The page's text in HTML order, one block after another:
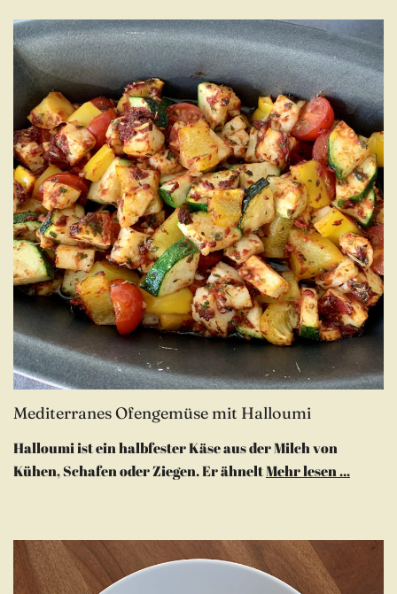
Mediterranes Ofengemüse mit Halloumi
Halloumi ist ein halbfester Käse aus der Milch von
Kühen, Schafen oder Ziegen. Er ähneltMehr lesen ...